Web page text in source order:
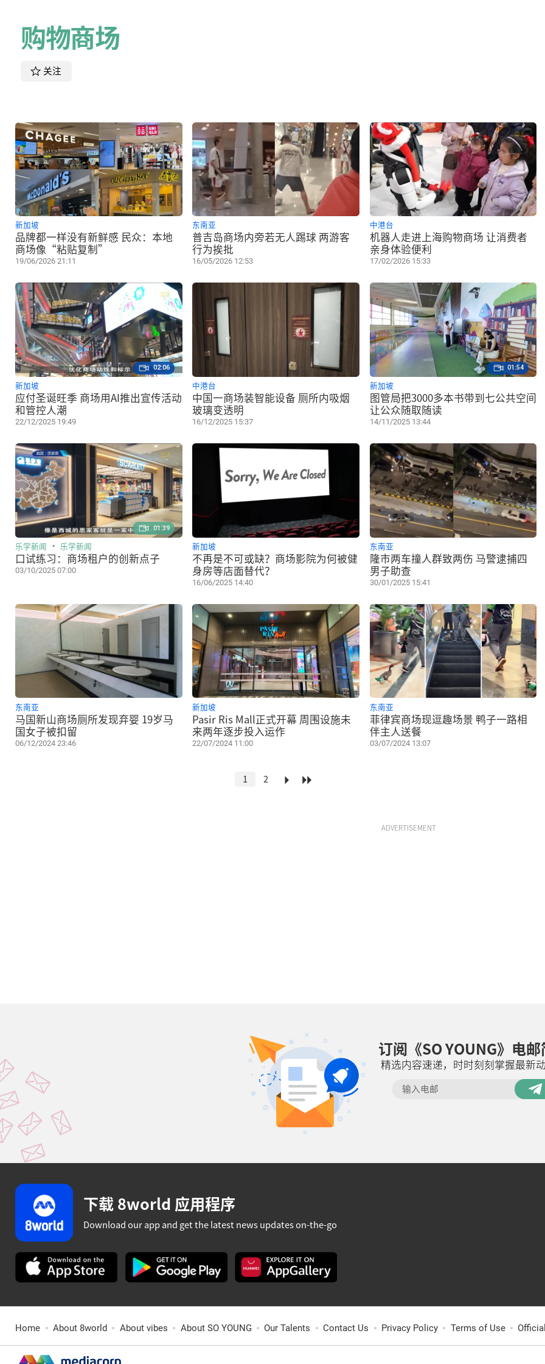
购物商场
关注
品牌都一样没有新鲜感 民众：本地
商场像“粘贴复制”
新加坡
19/06/2026 21:11
普吉岛商场内旁若无人踢球 两游客
行为挨批
东南亚
16/05/2026 12:53
机器人走进上海购物商场 让消费者
亲身体验便利
中港台
17/02/2026 15:33
应付圣诞旺季 商场用AI推出宣传活动
和管控人潮
新加坡
22/12/2025 19:49
02:06
中国一商场装智能设备 厕所内吸烟
玻璃变透明
中港台
16/12/2025 15:37
图管局把3000多本书带到七公共空间
让公众随取随读
新加坡
14/11/2025 13:44
01:54
口试练习：商场租户的创新点子
乐学新闻 乐学新闻
03/10/2025 07:00
01:39
不再是不可或缺？商场影院为何被健
身房等店面替代？
新加坡
16/06/2025 14:40
隆市两车撞人群致两伤 马警逮捕四
男子助查
东南亚
30/01/2025 15:41
马国新山商场厕所发现弃婴 19岁马
国女子被扣留
东南亚
06/12/2024 23:46
Pasir Ris Mall正式开幕 周围设施未
来两年逐步投入运作
新加坡
22/07/2024 11:00
菲律宾商场现逗趣场景 鸭子一路相
伴主人送餐
东南亚
03/07/2024 13:07
1 2
ADVERTISEMENT
订阅《SO YOUNG》电
精选内容速递，时时刻刻掌握最新动
下载 8world 应用程序
Download our app and get the latest news updates on-the-go
Home About 8world About vibes About SO YOUNG Our Talents Contact Us Privacy Policy Terms of Use